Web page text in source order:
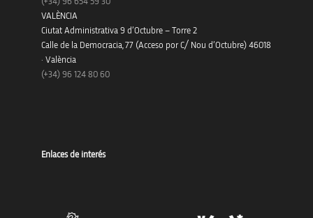
VALÈNCIA
Ciutat Administrativa 9 d’Octubre – Torre 2
Calle de la Democracia, 77 (Acceso por C/ Nou d’Octubre) 46018
· València
(+34) 96 124 80 60
Enlaces de interés